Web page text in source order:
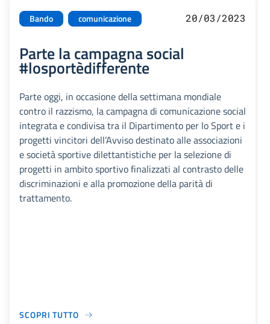
Bando comunicazione 20/03/2023
Parte la campagna social
#losportèdifferente
Parte oggi, in occasione della settimana mondiale
contro il razzismo, la campagna di comunicazione social
integrata e condivisa tra il Dipartimento per lo Sport e i
progetti vincitori dell’Avviso destinato alle associazioni
e società sportive dilettantistiche per la selezione di
progetti in ambito sportivo finalizzati al contrasto delle
discriminazioni e alla promozione della parità di
trattamento.
SCOPRI TUTTO